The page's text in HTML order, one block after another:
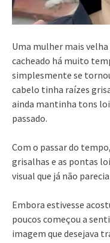
Uma mulher mais
cacheado há muito
simplesmente se
cabelo tinha raízes
ainda mantinha tons
passado.
Com o passar do
grisalhas e as pontas
visual que já não
Embora estivesse
poucos começou a
imagem que desejava